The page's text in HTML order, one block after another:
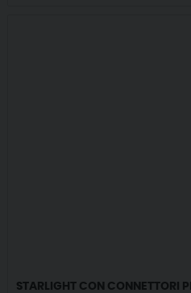
STARLIGHT CON CONNETTORI